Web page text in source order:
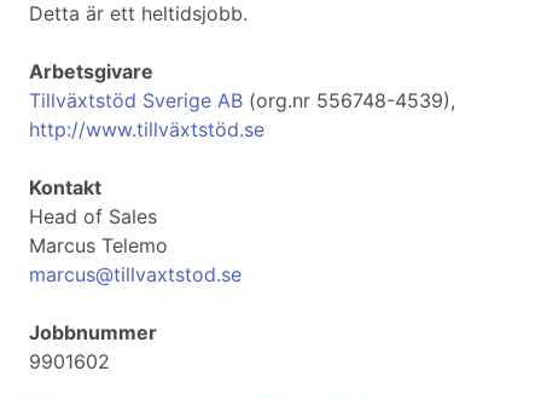
Detta är ett heltidsjobb.
Arbetsgivare
Tillväxtstöd Sverige AB (org.nr 556748-4539),
http://www.tillväxtstöd.se
Kontakt
Head of Sales
Marcus Telemo
marcus@tillvaxtstod.se
Jobbnummer
9901602